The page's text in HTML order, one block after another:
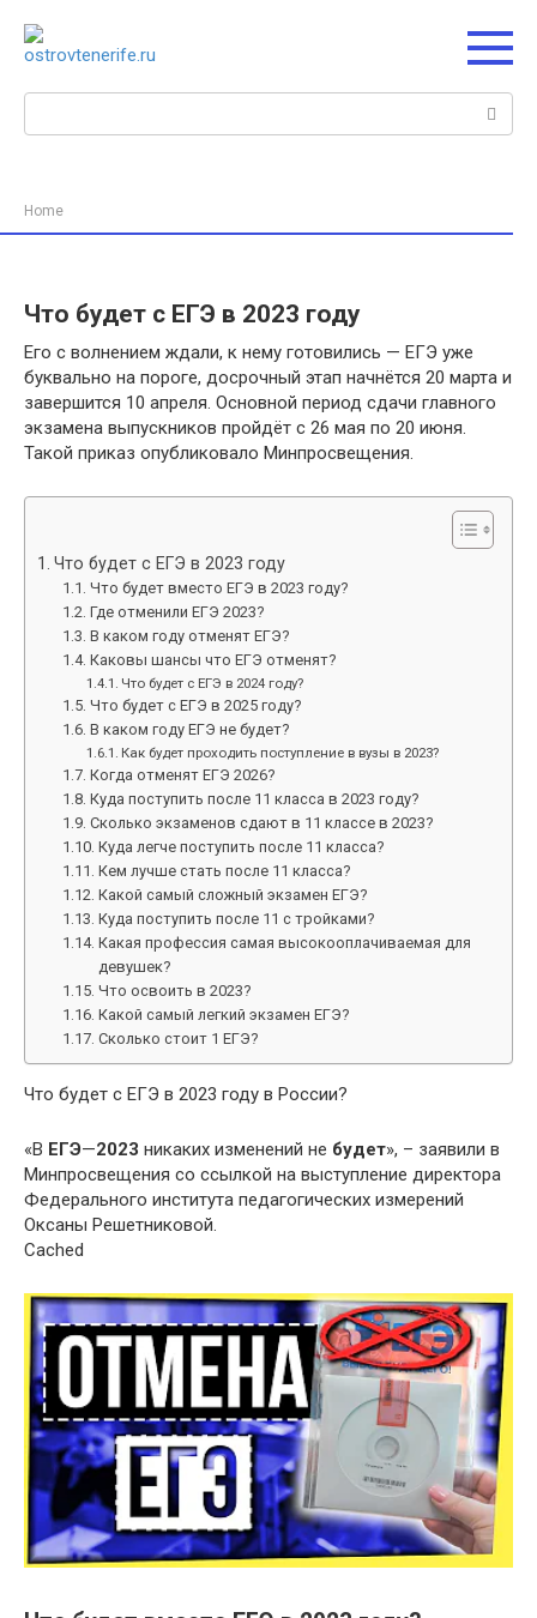
контенту
Поиск:
Home
Что будет с ЕГЭ в 2023 году
Его с волнением ждали, к нему готовились — ЕГЭ уже
буквально на пороге, досрочный этап начнётся 20 марта и
завершится 10 апреля. Основной период сдачи главного
экзамена выпускников пройдёт с 26 мая по 20 июня.
Такой приказ опубликовало Минпросвещения.
Что будет с ЕГЭ в 2023 году
Что будет вместо ЕГЭ в 2023 году?
Где отменили ЕГЭ 2023?
В каком году отменят ЕГЭ?
Каковы шансы что ЕГЭ отменят?
Что будет с ЕГЭ в 2024 году?
Что будет с ЕГЭ в 2025 году?
В каком году ЕГЭ не будет?
Как будет проходить поступление в вузы в 2023?
Когда отменят ЕГЭ 2026?
Куда поступить после 11 класса в 2023 году?
Сколько экзаменов сдают в 11 классе в 2023?
Куда легче поступить после 11 класса?
Кем лучше стать после 11 класса?
Какой самый сложный экзамен ЕГЭ?
Куда поступить после 11 с тройками?
Какая профессия самая высокооплачиваемая для
девушек?
Что освоить в 2023?
Какой самый легкий экзамен ЕГЭ?
Сколько стоит 1 ЕГЭ?
Что будет с ЕГЭ в 2023 году в России?
«В ЕГЭ—2023 никаких изменений не будет», – заявили в
Минпросвещения со ссылкой на выступление директора
Федерального института педагогических измерений
Оксаны Решетниковой.
Cached